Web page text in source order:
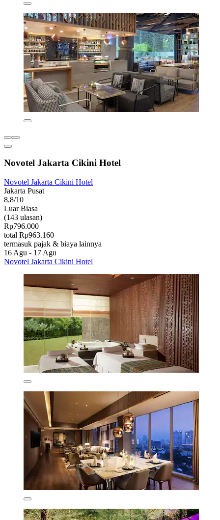
Novotel Jakarta Cikini Hotel
Novotel Jakarta Cikini Hotel
Jakarta Pusat
8,8/10
Luar Biasa
(143 ulasan)
Rp796.000
total Rp963.160
termasuk pajak & biaya lainnya
16 Agu - 17 Agu
Novotel Jakarta Cikini Hotel